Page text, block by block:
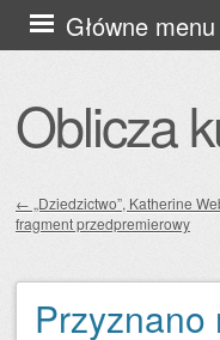
Oblicza
Główne menu
Przejdź
do
Zobacz wpisy
← „Dziedzictwo”, Katherine
fragment przedpremierowy
Przyznano